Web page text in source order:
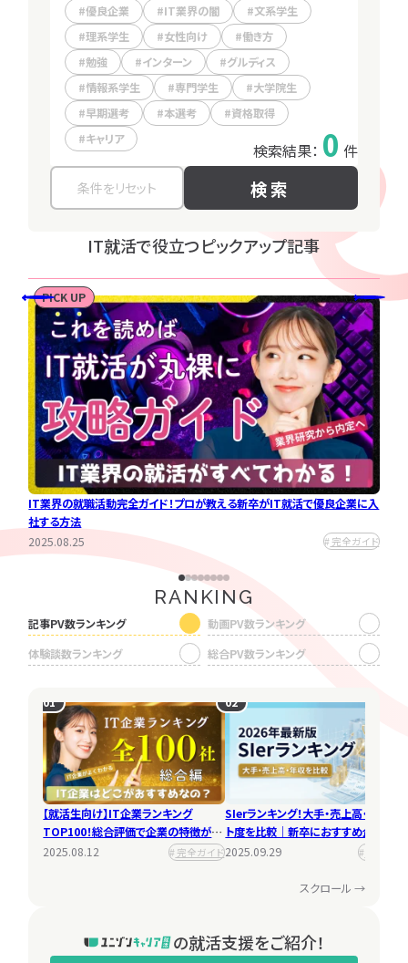
ユニゾンキャリア転職
個人情報の取り扱い
優良企業 IT業界の闇
文系学生
理系学生
女性向け
働き方
勉強
インターン
グルディス
情報系学生
専門学生
大学院生
早期選考
本選考
資格取得
キャリア
専門学生 大学院生
女性向け
グルディス
インターン
早期選考
本選考
資格取得 勉強
キャリア
働き方
検索結果： 0 件
検索
IT就活で役立つピックアップ記事
PICK UP
IT業界の就職活動完全ガイド！プロが教える新卒がIT就活で優良企業に入
社する方法
2025.08.25
完全ガイド
RANKING
記事PV数ランキング
動画PV数ランキング
体験談数ランキング
総合PV数ランキング
01
【就活生向け】IT企業ランキング
TOP100！総合評価で企業の特徴が一
覧でよくわかる！
2025.08.12 完全ガイド
02
SIerランキング！大手・売上高・ホワイ
ト度を比較｜新卒におすすめ企業一覧
2026年最新版
2025.09.29
スクロール →
01
就活エージェント使うべき？
2025.08.29 キャリア
02
エンジニア就活 資格無い
とやばい？
2025.08.29 資格取得
01
【25卒／SIer内定】情報系専門学
生が3ヶ月でSIerの開発エンジニ
アに！希望企業から内定獲得でき
た秘訣とは？インタビュ
ーを読む
02
【文系/SE】残業10時間の優良企
業から内定！服装や髪型の自由度
が高いのも魅力的でした
インタビュ
ーを読む
01
【就活生向け】IT企業ランキング
TOP100！総合評価で企業の特徴が一
覧でよくわかる！
2025.08.12 完全ガイド
02
SIerランキング！大手・売上高・ホワイ
ト度を比較｜新卒におすすめ企業一覧
2026年最新版
2025.09.29
の就活支援をご紹介！